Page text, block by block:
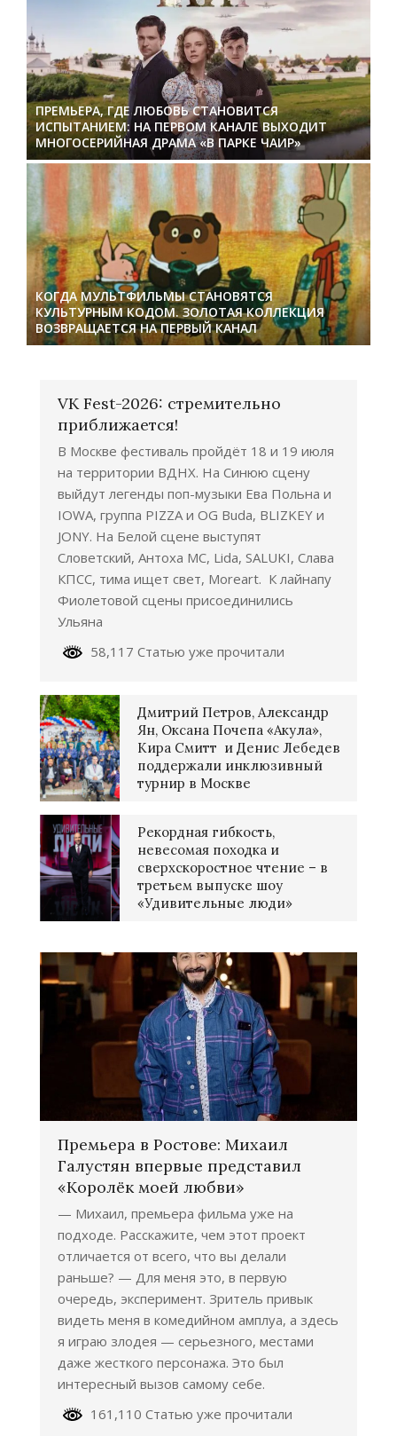
ПРЕМЬЕРА, ГДЕ ЛЮБОВЬ СТАНОВИТСЯ
ИСПЫТАНИЕМ: НА ПЕРВОМ КАНАЛЕ ВЫХОДИТ
МНОГОСЕРИЙНАЯ ДРАМА «В ПАРКЕ ЧАИР»
КОГДА МУЛЬТФИЛЬМЫ СТАНОВЯТСЯ
КУЛЬТУРНЫМ КОДОМ. ЗОЛОТАЯ КОЛЛЕКЦИЯ
ВОЗВРАЩАЕТСЯ НА ПЕРВЫЙ КАНАЛ
VK Fest-2026: стремительно
приближается!
В Москве фестиваль пройдёт 18 и 19 июля
на территории ВДНХ. На Синюю сцену
выйдут легенды поп-музыки Ева Польна и
IOWA, группа PIZZA и OG Buda, BLIZKEY и
JONY. На Белой сцене выступят
Словетский, Антоха МС, Lida, SALUKI, Слава
КПСС, тима ищет свет, Moreart. К лайнапу
Фиолетовой сцены присоединились
Ульяна
58,117 Статью уже прочитали
Дмитрий Петров, Александр
Ян, Оксана Почепа «Акула»,
Кира Смитт и Денис Лебедев
поддержали инклюзивный
турнир в Москве
Рекордная гибкость,
невесомая походка и
сверхскоростное чтение – в
третьем выпуске шоу
«Удивительные люди»
Премьера в Ростове: Михаил
Галустян впервые представил
«Королёк моей любви»
— Михаил, премьера фильма уже на
подходе. Расскажите, чем этот проект
отличается от всего, что вы делали
раньше? — Для меня это, в первую
очередь, эксперимент. Зритель привык
видеть меня в комедийном амплуа, а здесь
я играю злодея — серьезного, местами
даже жесткого персонажа. Это был
интересный вызов самому себе.
161,110 Статью уже прочитали